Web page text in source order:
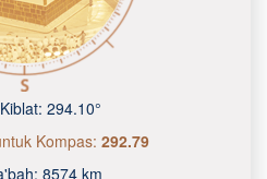
294.10°
Kompas: 292.79
8574 km